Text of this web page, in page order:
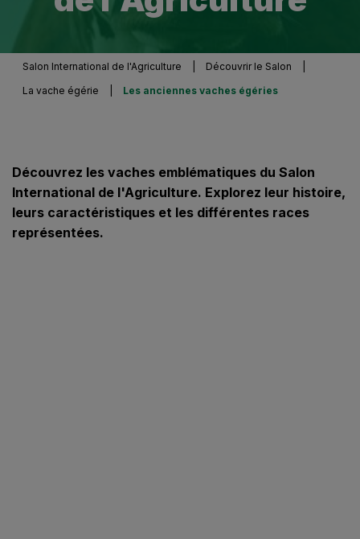
Infos Pratiques
Salon International de l'Agriculture Découvrir le Salon
La vache égérie
Les anciennes vaches égéries
Découvrez les vaches emblématiques du Salon
International de l'Agriculture. Explorez leur histoire,
leurs caractéristiques et les différentes races
représentées.